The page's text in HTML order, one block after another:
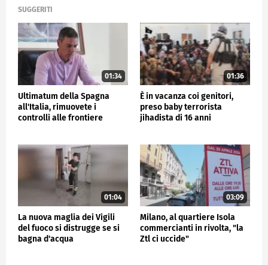
SUGGERITI
01:34
Ultimatum della Spagna
all'Italia, rimuovete i
controlli alle frontiere
01:36
È in vacanza coi genitori,
preso baby terrorista
jihadista di 16 anni
01:04
La nuova maglia dei Vigili
del fuoco si distrugge se si
bagna d'acqua
03:09
Milano, al quartiere Isola
commercianti in rivolta, "la
Ztl ci uccide"